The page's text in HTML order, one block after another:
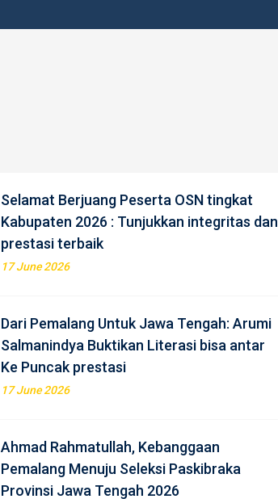
Selamat Berjuang Peserta OSN tingkat
Kabupaten 2026 : Tunjukkan integritas dan
prestasi terbaik
17 June 2026
Dari Pemalang Untuk Jawa Tengah: Arumi
Salmanindya Buktikan Literasi bisa antar
Ke Puncak prestasi
17 June 2026
Ahmad Rahmatullah, Kebanggaan
Pemalang Menuju Seleksi Paskibraka
Provinsi Jawa Tengah 2026